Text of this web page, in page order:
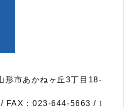
市あかねヶ丘3丁目18-
FAX：023-644-5663 / t